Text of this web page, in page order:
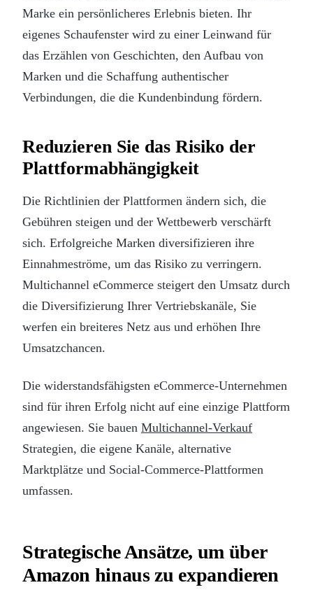
Marke ein persönlicheres Erlebnis bieten. Ihr
eigenes Schaufenster wird zu einer Leinwand für
das Erzählen von Geschichten, den Aufbau von
Marken und die Schaffung authentischer
Verbindungen, die die Kundenbindung fördern.
Reduzieren Sie das Risiko der
Plattformabhängigkeit
Die Richtlinien der Plattformen ändern sich, die
Gebühren steigen und der Wettbewerb verschärft
sich. Erfolgreiche Marken diversifizieren ihre
Einnahmeströme, um das Risiko zu verringern.
Multichannel eCommerce steigert den Umsatz durch
die Diversifizierung Ihrer Vertriebskanäle, Sie
werfen ein breiteres Netz aus und erhöhen Ihre
Umsatzchancen.
Die widerstandsfähigsten eCommerce-Unternehmen
sind für ihren Erfolg nicht auf eine einzige Plattform
angewiesen. Sie bauen Multichannel-Verkauf
Strategien, die eigene Kanäle, alternative
Marktplätze und Social-Commerce-Plattformen
umfassen.
Strategische Ansätze, um über
Amazon hinaus zu expandieren